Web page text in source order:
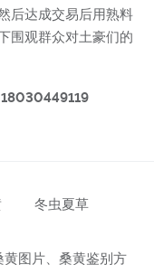
后达成交易后用熟料
围观群众对土豪们的
18030449119
冬虫夏草
图片、桑黄鉴别方